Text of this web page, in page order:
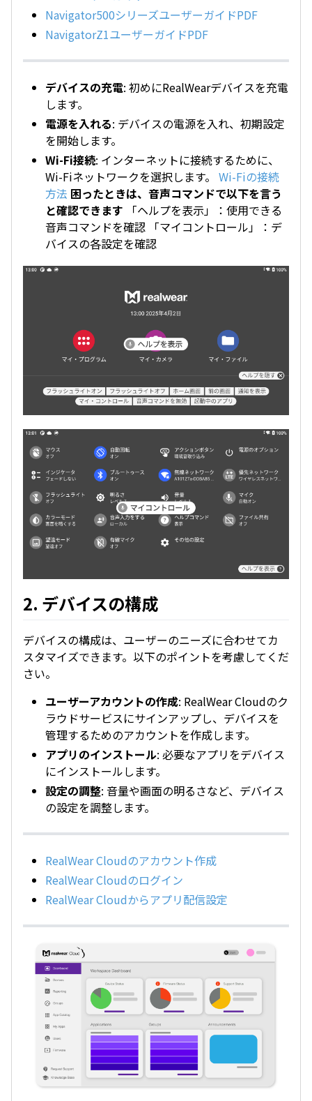
Navigator500シリーズユーザーガイドPDF
NavigatorZ1ユーザーガイドPDF
デバイスの充電: 初めにRealWearデバイスを充電
します。
電源を入れる: デバイスの電源を入れ、初期設定
を開始します。
Wi-Fi接続: インターネットに接続するために、
Wi-Fiネットワークを選択します。 Wi-Fiの接続
方法 困ったときは、音声コマンドで以下を言う
と確認できます 「ヘルプを表示」：使用できる
音声コマンドを確認 「マイコントロール」：デ
バイスの各設定を確認
2. デバイスの構成
デバイスの構成は、ユーザーのニーズに合わせてカ
スタマイズできます。以下のポイントを考慮してくだ
さい。
ユーザーアカウントの作成: RealWear Cloudのク
ラウドサービスにサインアップし、デバイスを
管理するためのアカウントを作成します。
アプリのインストール: 必要なアプリをデバイス
にインストールします。
設定の調整: 音量や画面の明るさなど、デバイス
の設定を調整します。
RealWear Cloudのアカウント作成
RealWear Cloudのログイン
RealWear Cloudからアプリ配信設定